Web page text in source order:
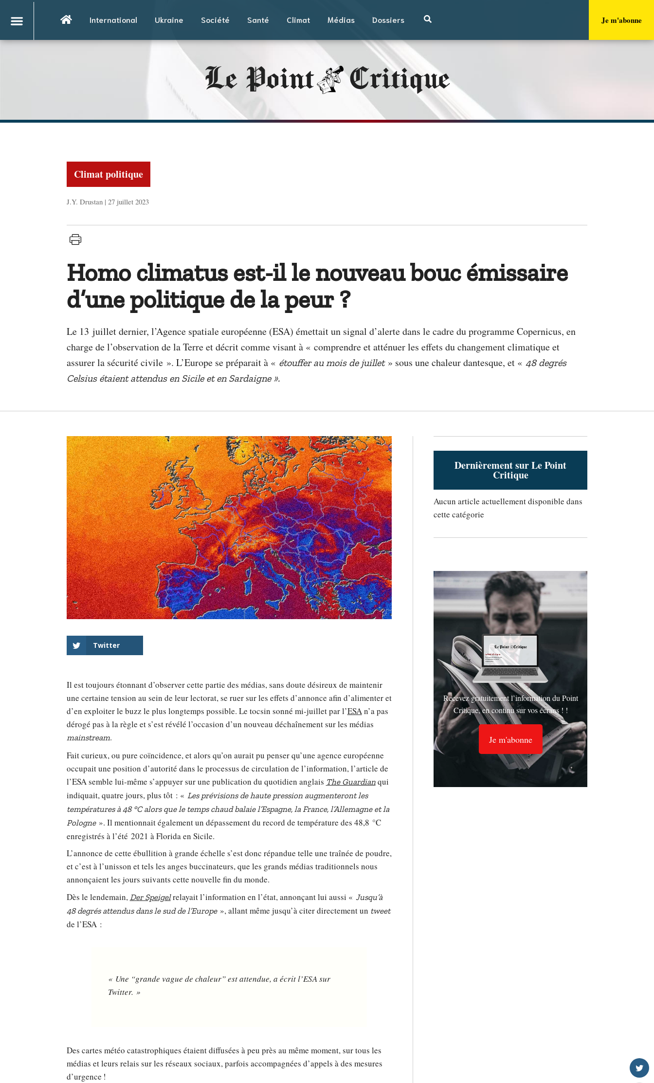
International Ukraine Société Santé Climat Médias Dossiers Je m'abonne
Le Point Critique
Climat politique
J.Y. Drustan | 27 juillet 2023
Homo climatus est-il le nouveau bouc émissaire
d’une politique de la peur ?
Le 13 juillet dernier, l’Agence spatiale européenne (ESA) émettait un signal d’alerte dans le cadre du programme Copernicus, en
charge de l’observation de la Terre et décrit comme visant à « comprendre et atténuer les effets du changement climatique et
assurer la sécurité civile ». L’Europe se préparait à « étouffer au mois de juillet» sous une chaleur dantesque, et « 48 degrés
Celsius étaient attendus en Sicile et en Sardaigne ».
Twitter
Il est toujours étonnant d’observer cette partie des médias, sans doute désireux de maintenir
une certaine tension au sein de leur lectorat, se ruer sur les effets d’annonce afin d’alimenter et
d’en exploiter le buzz le plus longtemps possible. Le tocsin sonné mi-juillet par l’ESAn’a pas
dérogé pas à la règle et s’est révélé l’occasion d’un nouveau déchaînement sur les médias
mainstream.
Fait curieux, ou pure coïncidence, et alors qu’on aurait pu penser qu’une agence européenne
occupait une position d’autorité dans le processus de circulation de l’information, l’article de
l’ESA semble lui-même s’appuyer sur une publication du quotidien anglais The Guardianqui
indiquait, quatre jours, plus tôt : « Les prévisions de haute pression augmenteront les
températures à 48 °C alors que le temps chaud balaie l’Espagne, la France, l’Allemagne et la
Pologne». Il mentionnait également un dépassement du record de température des 48,8 °C
enregistrés à l’été 2021 à Florida en Sicile.
L’annonce de cette ébullition à grande échelle s’est donc répandue telle une traînée de poudre,
et c’est à l’unisson et tels les anges buccinateurs, que les grands médias traditionnels nous
annonçaient les jours suivants cette nouvelle fin du monde.
Dès le lendemain, Der Speigelrelayait l’information en l’état, annonçant lui aussi « Jusqu’à
48 degrés attendus dans le sud de l’Europe», allant même jusqu’à citer directement un tweet
de l’ESA :
« Une “grande vague de chaleur” est attendue, a écrit l’ESA sur
Twitter. »
Des cartes météo catastrophiques étaient diffusées à peu près au même moment, sur tous les
médias et leurs relais sur les réseaux sociaux, parfois accompagnées d’appels à des mesures
d’urgence !
Dernièrement sur Le Point
Critique
Aucun article actuellement disponible dans
cette catégorie
Recevez gratuitement l’information du Point
Critique, en continu sur vos écrans ! !
Je m'abonne